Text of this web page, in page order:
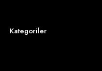
Kategoriler